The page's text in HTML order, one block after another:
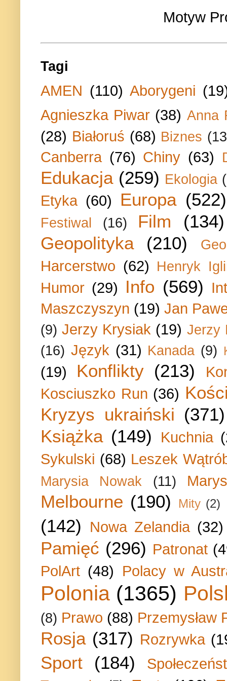
Motyw
Tagi
AMEN (110) Aborygeni
Agnieszka Piwar (38) Anna
(28) Białoruś (68) Biznes
Canberra (76) Chiny (63)
Edukacja (259) Ekologia
Etyka (60) Europa (522)
Festiwal (16) Film
(134)
Geopolityka
(210)
Harcerstwo (62) Henryk
Humor (29) Info (569)
Maszczyszyn (19) Jan
(9) Jerzy Krysiak (19) Jerzy
(16) Język (31) Kanada (9)
(19) Konflikty (213)
Kosciuszko Run (36)
Kryzys ukraiński (371)
Książka (149) Kuchnia
Sykulski (68) Leszek
Marysia Nowak (11)
Melbourne (190) Mity (2)
(142) Nowa Zelandia (32)
Pamięć (296) Patronat
PolArt (48) Polacy w
Polonia (1365)
(8) Prawo (88) Przemysław
Rosja (317) Rozrywka
Sport (184)